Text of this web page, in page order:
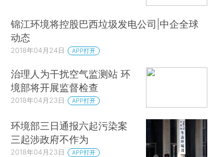
锦江环境将控股巴西垃圾发电公司|中企全球
动态
2018年04月24日 APP打开
治理人为干扰空气监测站 环
境部将开展监督检查
2018年04月23日 APP打开
环境部三日通报六起污染案
三起涉政府不作为
2018年04月23日 APP打开